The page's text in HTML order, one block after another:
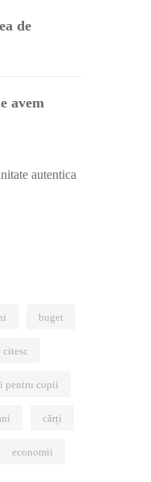
de
avem
buget
citesc
pentru copii
cărți
economii